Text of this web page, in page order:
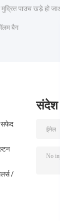
पाउच खड़े हो
बैग
सफेद
/
संदेश